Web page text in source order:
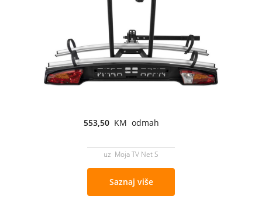
553,50 KM odmah
uz Moja TV Net S
Saznaj više